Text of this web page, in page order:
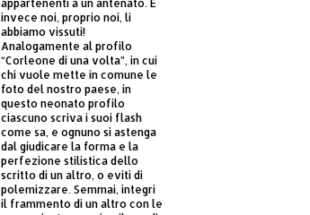
appartenenti a un antenato. E
invece noi, proprio noi, li
abbiamo vissuti!
Analogamente al profilo
“Corleone di una volta”, in cui
chi vuole mette in comune le
foto del nostro paese, in
questo neonato profilo
ciascuno scriva i suoi flash
come sa, e ognuno si astenga
dal giudicare la forma e la
perfezione stilistica dello
scritto di un altro, o eviti di
polemizzare. Semmai, integri
il frammento di un altro con le